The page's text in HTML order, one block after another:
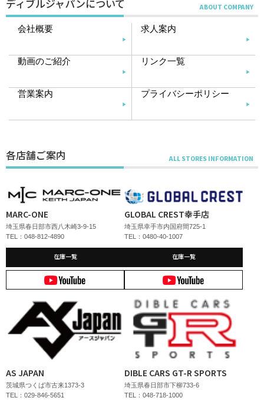
ディブルジャパンについて
会社概要 求人案内
動画のご紹介 リンク一覧
営業案内 プライバシーポリシー
各店舗ご案内
MARC-ONE
埼玉県春日部市西八木崎3-9-15
TEL：048-812-4890
在庫一覧
GLOBAL CREST幸手店
埼玉県幸手市内国府間725-1
TEL：0480-40-1007
在庫一覧
AS JAPAN
茨城県つくば市古来1373-3
TEL：029-846-5651
DIBLE CARS GT-R SPORTS
埼玉県春日部市下柳733-6
TEL：048-718-1000